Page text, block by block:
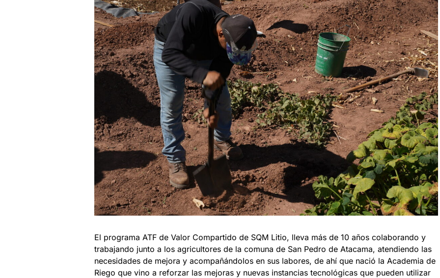
El programa ATF de Valor Compartido de SQM Litio, lleva más de 10 años colaborando y
trabajando junto a los agricultores de la comuna de San Pedro de Atacama, atendiendo las
necesidades de mejora y acompañándolos en sus labores, de ahí que nació la Academia de
Riego que vino a reforzar las mejoras y nuevas instancias tecnológicas que pueden utilizar